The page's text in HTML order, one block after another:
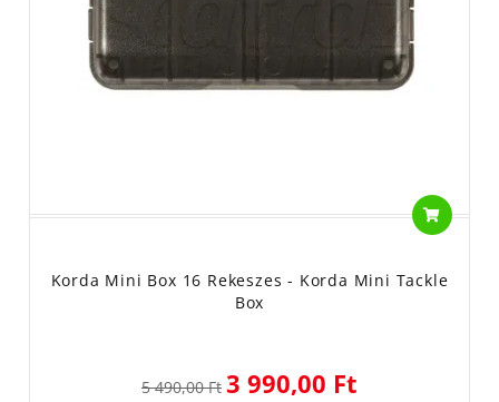
Korda Mini Box 16 Rekeszes - Korda Mini Tackle
Box
5 490,00 Ft 3 990,00 Ft